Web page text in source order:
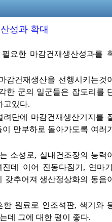
성과 확대
요한 마감건재생산성과를
건재생산을 선행시키는것이
한 군의 일군들은 잡도리를
고있다.
단에 마감건재생산기지를
만부하로 돌아가도록 여러
소성로, 실내건조장의 능력이
데 이어 진동다짐기, 연마
추어져 생산정상화의 동음이
원료로 인조석판, 색기와
데 그에 대한 평이 좋다.